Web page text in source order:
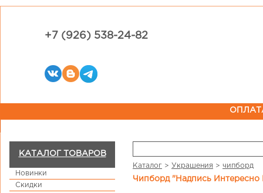
+7 (926) 538-24-82
КАТАЛОГ ТОВАРОВ
Новинки
Скидки
Каталог > Украшения > чипборд
Чипборд "Надпись